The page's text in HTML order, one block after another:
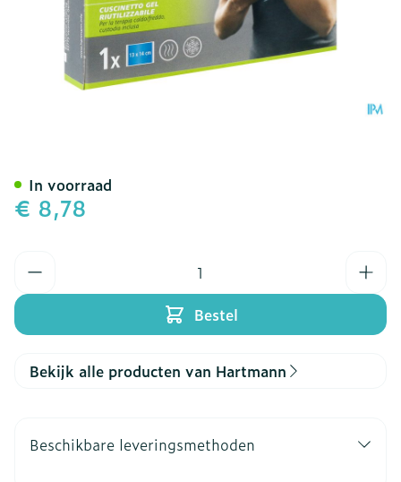
€ 8,78
Bestel
In voorraad
Bekijk alle producten van Hartmann
Beschikbare leveringsmethoden